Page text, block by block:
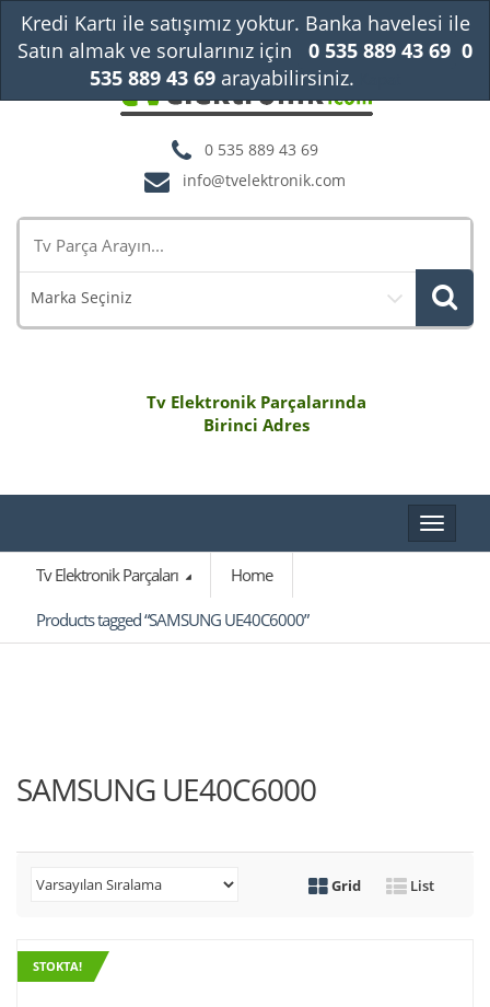
0 535 889 43 69
info@tvelektronik.com
Marka Seçiniz
Tv Elektronik Parçalarında
Birinci Adres
Toggle
Tv Elektronik Parçaları
Home
Products tagged “SAMSUNG UE40C6000”
SAMSUNG UE40C6000
Grid List
STOKTA!
Kredi Kartı ile satışımız yoktur. Banka havelesi ile
Satın almak ve sorularınız için
0 535 889 43 69 0
535 889 43 69arayabilirsiniz.